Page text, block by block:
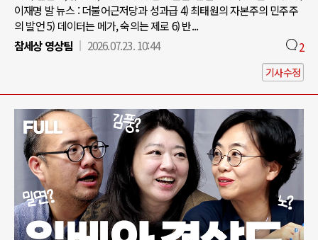
이재명 발 뉴스 : 더불어근저당과 성과급 4) 최태원의 자본주의 민주주
의 발언 5) 데이터는 메가, 숙의는 제로 6) 반...
참세상 영상팀
2026.07.23. 10:44 2
기사수정